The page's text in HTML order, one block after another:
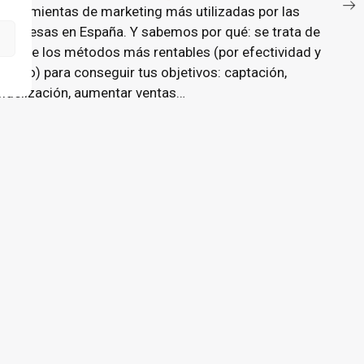
herramientas de marketing más utilizadas por las
empresas en España. Y sabemos por qué: se trata de
uno de los métodos más rentables (por efectividad y
precio) para conseguir tus objetivos: captación,
fidelización, aumentar ventas…